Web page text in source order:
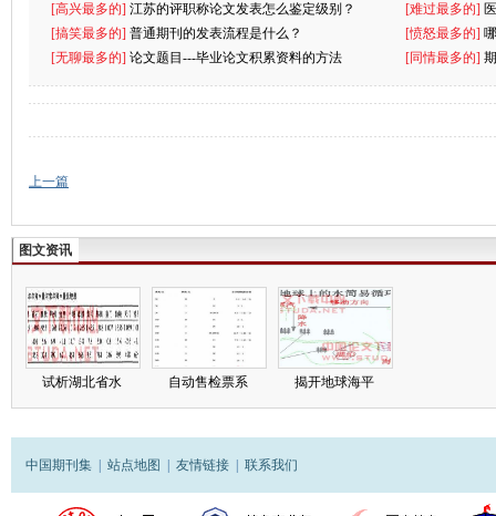
[高兴最多的] 江苏的评职称论文发表怎么鉴定级别？ [难过最多的]
[搞笑最多的] 普通期刊的发表流程是什么？ [愤怒最多的]
[无聊最多的] 论文题目---毕业论文积累资料的方法 [同情最多的]
上一篇
图文资讯
试析湖北省水 自动售检票系 揭开地球海平
中国期刊集 站点地图 友情链接 联系我们